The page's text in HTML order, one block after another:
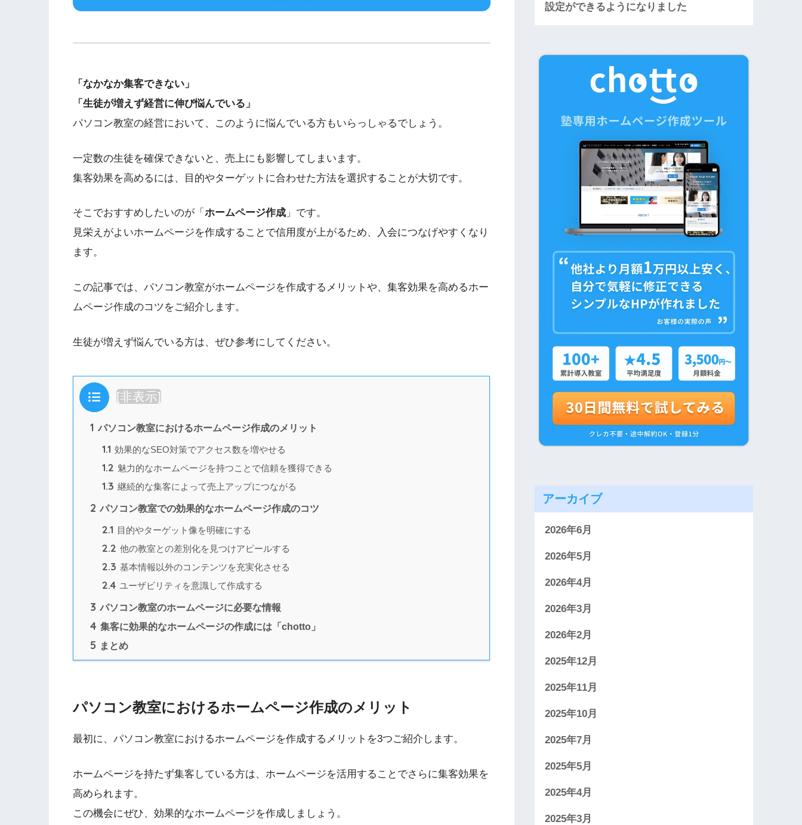
「なかなか集客できない」
「生徒が増えず経営に伸び悩んでいる」
パソコン教室の経営において、このように悩んでいる方もいらっしゃるでしょう。
一定数の生徒を確保できないと、売上にも影響してしまいます。
集客効果を高めるには、目的やターゲットに合わせた方法を選択することが大切です。
そこでおすすめしたいのが「 ホームページ作成 」です。
見栄えがよいホームページを作成することで信用度が上がるため、入会につなげやすくなり
ます。
この記事では、パソコン教室がホームページを作成するメリットや、集客効果を高めるホー
ムページ作成のコツをご紹介します。
生徒が増えず悩んでいる方は、ぜひ参考にしてください。
目次 [非表示]
1 パソコン教室におけるホームページ作成のメリット
1.1 効果的なSEO対策でアクセス数を増やせる
1.2 魅力的なホームページを持つことで信頼を獲得できる
1.3 継続的な集客によって売上アップにつながる
2 パソコン教室での効果的なホームページ作成のコツ
2.1 目的やターゲット像を明確にする
2.2 他の教室との差別化を見つけアピールする
2.3 基本情報以外のコンテンツを充実化させる
2.4 ユーザビリティを意識して作成する
3 パソコン教室のホームページに必要な情報
4 集客に効果的なホームページの作成には「chotto」
5 まとめ
パソコン教室におけるホームページ作成のメリット
最初に、パソコン教室におけるホームページを作成するメリットを3つご紹介します。
ホームページを持たず集客している方は、ホームページを活用することでさらに集客効果を
高められます。
この機会にぜひ、効果的なホームページを作成しましょう。
設定ができるようになりました
アーカイブ
2026年6月
2026年5月
2026年4月
2026年3月
2026年2月
2025年12月
2025年11月
2025年10月
2025年7月
2025年5月
2025年4月
2025年3月